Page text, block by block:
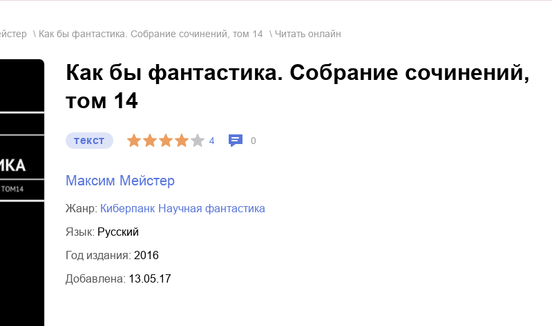
Как бы фантастика. Собрание сочинений, том 14 Читать онлайн
Как бы фантастика. Собрание сочинений,
том 14
текст 4 0
Максим Мейстер
Жанр: киберпанк
научная фантастика
Язык: Русский
Год издания: 2016
Добавлена: 13.05.17